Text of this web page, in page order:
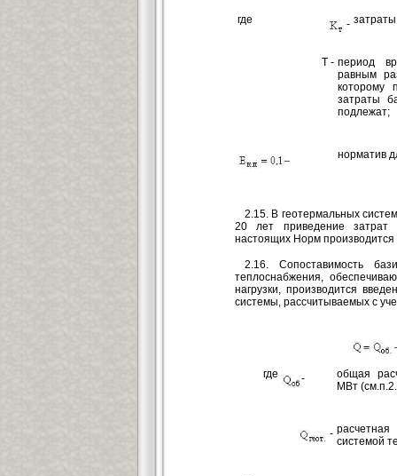
где - затраты
Т - период
равным
которому
затраты
подлежат;
норматив
2.15. В геотермальных
20 лет приведение затрат
настоящих Норм производится
2.16. Сопоставимость
теплоснабжения,
нагрузки, производится
системы, рассчитываемых с
где -
общая
МВт
-
системой